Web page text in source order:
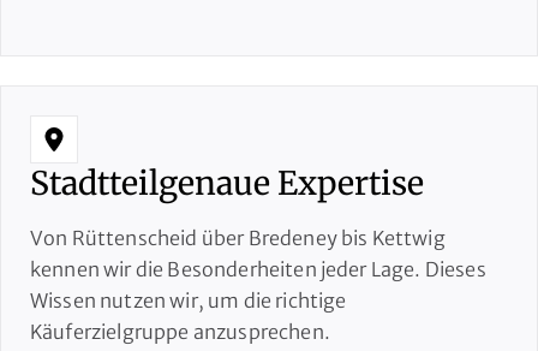
Stadtteilgenaue Expertise
Von Rüttenscheid über Bredeney bis Kettwig
kennen wir die Besonderheiten jeder Lage. Dieses
Wissen nutzen wir, um die richtige
Käuferzielgruppe anzusprechen.